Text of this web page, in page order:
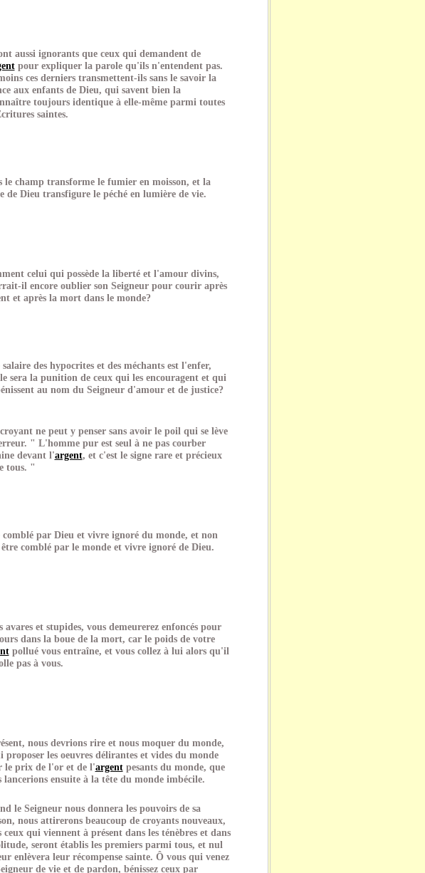
aussi ignorants que ceux qui demandent de
pour expliquer la parole qu'ils n'entendent pas.
ces derniers transmettent-ils sans le savoir la
aux enfants de Dieu, qui savent bien la
toujours identique à elle-même parmi toutes
saintes.
le champ transforme le fumier en moisson, et la
de Dieu transfigure le péché en lumière de vie.
celui qui possède la liberté et l'amour divins,
il encore oublier son Seigneur pour courir après
et après la mort dans le monde?
salaire des hypocrites et des méchants est l'enfer,
sera la punition de ceux qui les encouragent et qui
au nom du Seigneur d'amour et de justice?
ne peut y penser sans avoir le poil qui se lève
" L'homme pur est seul à ne pas courber
devant l'argent, et c'est le signe rare et précieux
tous. "
comblé par Dieu et vivre ignoré du monde, et non
être comblé par le monde et vivre ignoré de Dieu.
avares et stupides, vous demeurerez enfoncés pour
dans la boue de la mort, car le poids de votre
pollué vous entraîne, et vous collez à lui alors qu'il
pas à vous.
nous devrions rire et nous moquer du monde,
proposer les oeuvres délirantes et vides du monde
le prix de l'or et de l'argentpesants du monde, que
lancerions ensuite à la tête du monde imbécile.
le Seigneur nous donnera les pouvoirs de sa
nous attirerons beaucoup de croyants nouveaux,
ceux qui viennent à présent dans les ténèbres et dans
seront établis les premiers parmi tous, et nul
enlèvera leur récompense sainte. Ô vous qui venez
de vie et de pardon, bénissez ceux par